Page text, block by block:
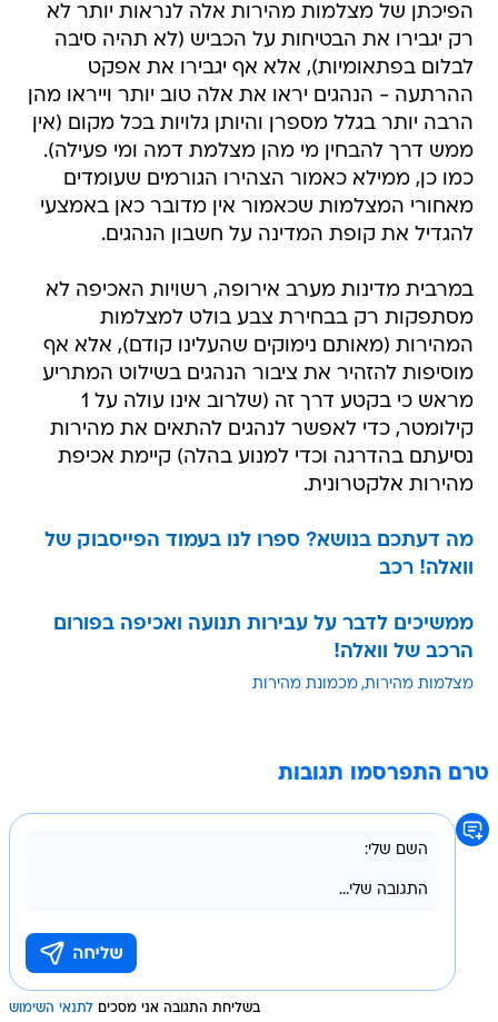
הפיכתן של מצלמות מהירות אלה לנראות יותר לא
רק יגבירו את הבטיחות על הכביש (לא תהיה סיבה
לבלום בפתאומיות), אלא אף יגבירו את אפקט
ההרתעה - הנהגים יראו את אלה טוב יותר וייראו מהן
הרבה יותר בגלל מספרן והיותן גלויות בכל מקום (אין
ממש דרך להבחין מי מהן מצלמת דמה ומי פעילה).
כמו כן, ממילא כאמור הצהירו הגורמים שעומדים
מאחורי המצלמות שכאמור אין מדובר כאן באמצעי
להגדיל את קופת המדינה על חשבון הנהגים.
במרבית מדינות מערב אירופה, רשויות האכיפה לא
מסתפקות רק בבחירת צבע בולט למצלמות
המהירות (מאותם נימוקים שהעלינו קודם), אלא אף
מוסיפות להזהיר את ציבור הנהגים בשילוט המתריע
מראש כי בקטע דרך זה (שלרוב אינו עולה על 1
קילומטר, כדי לאפשר לנהגים להתאים את מהירות
נסיעתם בהדרגה וכדי למנוע בהלה) קיימת אכיפת
מהירות אלקטרונית.
מה דעתכם בנושא? ספרו לנו בעמוד הפייסבוק של
וואלה! רכב
ממשיכים לדבר על עבירות תנועה ואכיפה בפורום
הרכב של וואלה!
מצלמות מהירות מכמונת מהירות
טרם התפרסמו תגובות
בשליחת התגובה אני מסכים לתנאי השימוש